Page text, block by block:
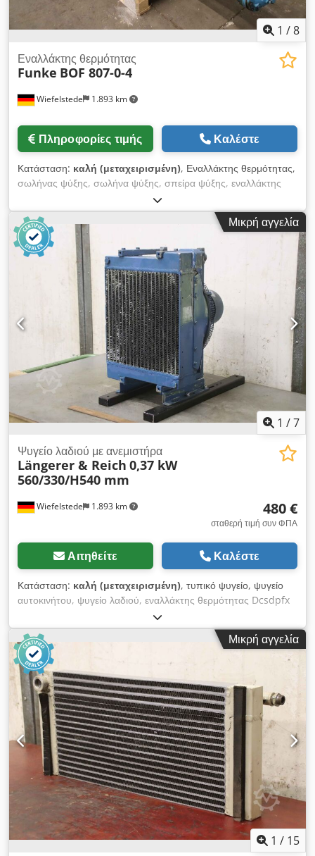
1 /8
Wiefelstede 1.893 km
Εναλλάκτης θερμότητας
Funke BOF 807-0-4
Πληροφορίες τιμής Καλέστε
Κατάσταση: καλή (μεταχειρισμένη), Εναλλάκτης θερμότητας,
σωλήνας ψύξης, σωλήνα ψύξης, σπείρα ψύξης, εναλλάκτης
θερμότητας με δέσμη σωλήνων, εναλλάκτης θερμότητας
θαλασσινού νερού Dcodowu S Tfepfx Abzek -
Κατασκευαστής: Funke, εναλλάκτης θερμότητας με δέσμη
σωλήνων - Τύπος: BOF 807-0-4 - Περιεχόμενο: κάλυμμα από
μπρούντζο 35,6 l / σωλήνες από χαλκό 15,3 l - Μέγιστη
επιτρεπόμενη πίεση λειτουργίας: 16 / 10 bar - Διαστάσεις:
2480/360/Υ350 mm - Βάρος: 236 kg
Μικρή αγγελία
1 /7
Wiefelstede 1.893 km
Ψυγείο λαδιού με ανεμιστήρα
Längerer & Reich 0,37 kW
560/330/H540 mm
480 €
σταθερή τιμή συν ΦΠΑ
Αιτηθείτε Καλέστε
Κατάσταση: καλή (μεταχειρισμένη), τυπικό ψυγείο, ψυγείο
αυτοκινήτου, ψυγείο λαδιού, εναλλάκτης θερμότητας Dcsdpfx
Absi En Dqezjk -Κατασκευαστής: Längerer & Reich, ελαφρύ
μεταλλικό ψυγείο λαδιού -Τύπος: δυστυχώς χωρίς ονομασία
τύπου -Μοτέρ: Siemens 0,37 kW -Πίεση: μέγιστη 16 bar
-Θερμοκρασία: μέγιστη 120 °C -Διαστάσεις: 560/330/H540 mm
-Βάρος: 28 kg
Μικρή αγγελία
1 / 15